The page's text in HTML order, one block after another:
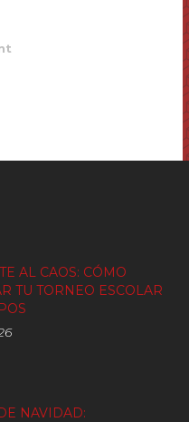
AL CAOS: CÓMO
TU TORNEO ESCOLAR
NAVIDAD: